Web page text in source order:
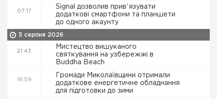
07:17
Signal дозволив привʼязувати
додаткові смартфони та планшети
до одного акаунту
5 серпня 2026
21:43
Мистецтво вишуканого
святкування на узбережжі в
Buddha Beach
16:59
Громади Миколаївщини отримали
додаткове енергетичне обладнання
для підготовки до зими